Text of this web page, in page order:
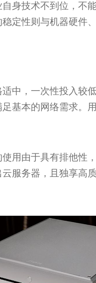
身技术不到位，不
定性则与机器硬件
适中，一次性投入较
基本的网络需求。
使用由于具有排他性
服务器，且独享高